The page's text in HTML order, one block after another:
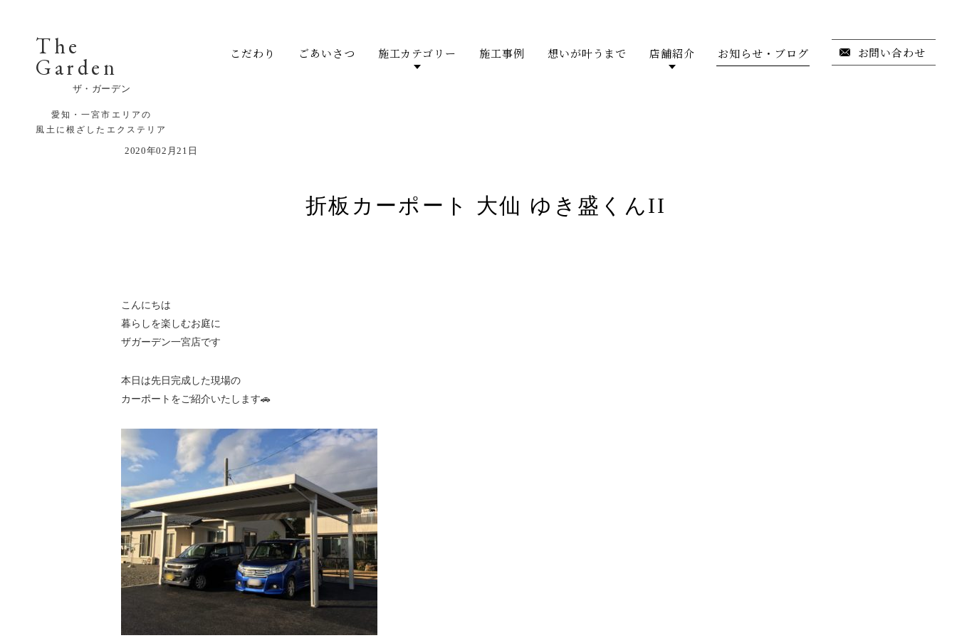
The
Garden
ザ・ガーデン
愛知・一宮市エリアの
風土に根ざしたエクステリア
こだわり ごあいさつ 施工カテゴリー 施工事例 想いが叶うまで 店舗紹介 お知らせ・ブログ お問い合わせ
2020年02月21日
折板カーポート 大仙 ゆき盛くんII
こんにちは
暮らしを楽しむお庭に
ザガーデン一宮店です
本日は先日完成した現場の
カーポートをご紹介いたします🚗